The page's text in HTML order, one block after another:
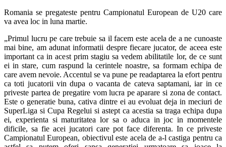
Romania se pregateste pentru Campionatul European de U20 care
va avea loc in luna martie.
„Primul lucru pe care trebuie sa il facem este acela de a ne cunoaste
mai bine, am adunat informatii despre fiecare jucator, de aceea este
important ca in acest prim stagiu sa vedem abilitatile lor, de ce sunt
ei in stare, cum raspund la cerintele noastre, sa formam echipa de
care avem nevoie. Accentul se va pune pe readaptarea la efort pentru
ca toti jucatorii vin dupa o vacanta de cateva saptamani, iar in ce
priveste partea de pregatire vom lucra pe aparare si zona de contact.
Este o generatie buna, cativa dintre ei au evoluat deja in meciuri de
SuperLiga si Cupa Regelui si astept ca acestia sa traga echipa dupa
ei, experienta si maturitatea lor sa o aduca in joc in momentele
dificile, sa fie acei jucatori care pot face diferenta. In ce priveste
Campionatul European, obiectivul este acela de a-l castiga pentru ca